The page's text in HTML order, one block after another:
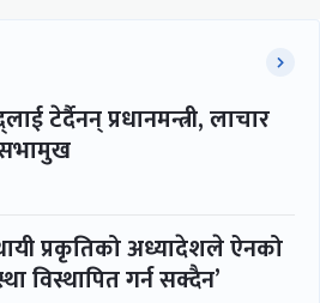
टेर्दैनन् प्रधानमन्त्री, लाचार
प्रकृतिको अध्यादेशले ऐनको
विस्थापित गर्न सक्दैन’